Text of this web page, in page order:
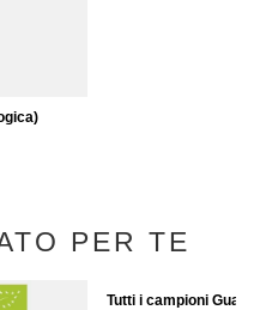
PER TE
Tutti i campioni